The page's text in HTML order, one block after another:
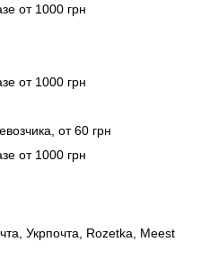
от 1000 грн
от 1000 грн
от 60 грн
от 1000 грн
Укрпочта, Rozetka, Meest